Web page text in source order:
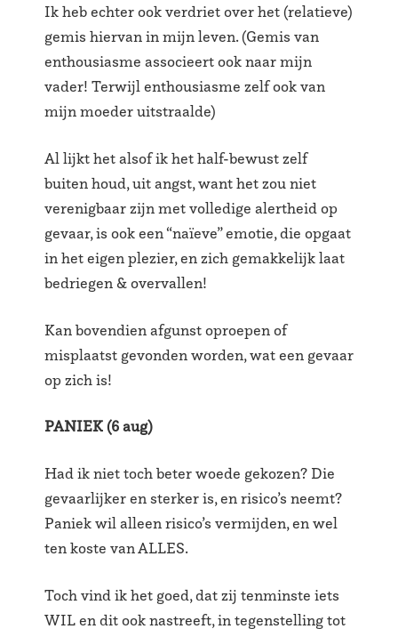
Ik heb echter ook verdriet over het (relatieve)
gemis hiervan in mijn leven. (Gemis van
enthousiasme associeert ook naar mijn
vader! Terwijl enthousiasme zelf ook van
mijn moeder uitstraalde)
Al lijkt het alsof ik het half-bewust zelf
buiten houd, uit angst, want het zou niet
verenigbaar zijn met volledige alertheid op
gevaar, is ook een “naïeve” emotie, die opgaat
in het eigen plezier, en zich gemakkelijk laat
bedriegen & overvallen!
Kan bovendien afgunst oproepen of
misplaatst gevonden worden, wat een gevaar
op zich is!
PANIEK (6 aug)
Had ik niet toch beter woede gekozen? Die
gevaarlijker en sterker is, en risico’s neemt?
Paniek wil alleen risico’s vermijden, en wel
ten koste van ALLES.
Toch vind ik het goed, dat zij tenminste iets
WIL en dit ook nastreeft, in tegenstelling tot